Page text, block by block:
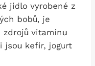
jídlo vyrobené z
bobů, je
vitaminu
jsou kefír, jogurt